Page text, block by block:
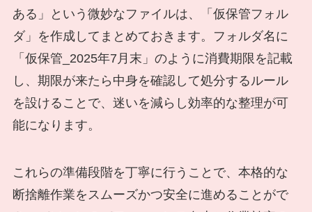
ある」という微妙なファイルは、「仮保管フォル
ダ」を作成してまとめておきます。フォルダ名に
「仮保管_2025年7月末」のように消費期限を記載
し、期限が来たら中身を確認して処分するルール
を設けることで、迷いを減らし効率的な整理が可
能になります。
これらの準備段階を丁寧に行うことで、本格的な
断捨離作業をスムーズかつ安全に進めることがで